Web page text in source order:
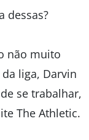
dessas?
não muito
liga, Darvin
se trabalhar,
The Athletic.